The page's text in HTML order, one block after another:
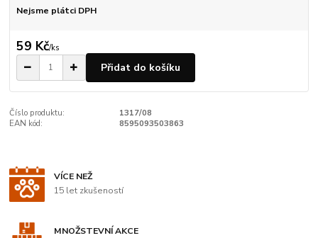
Nejsme plátci DPH
59 Kč/ks
Přidat do košíku
Číslo produktu:
1317/08
EAN kód:
8595093503863
VÍCE NEŽ
15 let zkušeností
MNOŽSTEVNÍ AKCE